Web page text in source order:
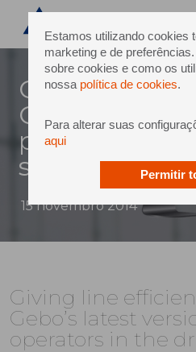
Estamos utilizando cookies
marketing e de
sobre cookies e como os
nossa política de cookies.
Para alterar suas
aqui
Permitir
Giving line
Gebo’s latest
puts operators
seat
15 novembro 2014
Giving line
Gebo’s latest
operators in the